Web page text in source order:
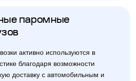
паромные
активно используются в
благодаря возможности
доставку с автомобильным и